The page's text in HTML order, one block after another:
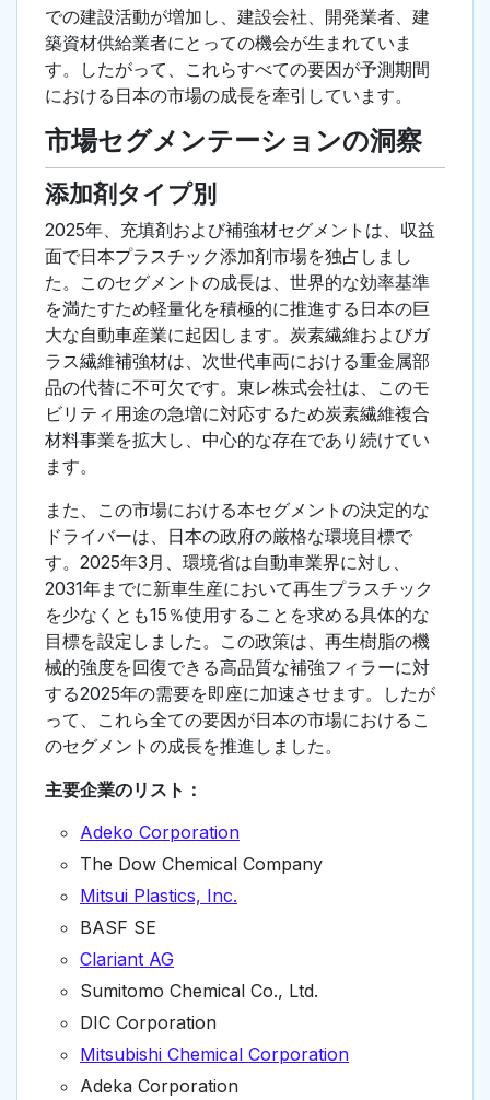
での建設活動が増加し、建設会社、開発業者、建
築資材供給業者にとっての機会が生まれていま
す。したがって、これらすべての要因が予測期間
における日本の市場の成長を牽引しています。
市場セグメンテーションの洞察
添加剤タイプ別
2025年、充填剤および補強材セグメントは、収益
面で日本プラスチック添加剤市場を独占しまし
た。このセグメントの成長は、世界的な効率基準
を満たすため軽量化を積極的に推進する日本の巨
大な自動車産業に起因します。炭素繊維およびガ
ラス繊維補強材は、次世代車両における重金属部
品の代替に不可欠です。東レ株式会社は、このモ
ビリティ用途の急増に対応するため炭素繊維複合
材料事業を拡大し、中心的な存在であり続けてい
ます。
また、この市場における本セグメントの決定的な
ドライバーは、日本の政府の厳格な環境目標で
す。2025年3月、環境省は自動車業界に対し、
2031年までに新車生産において再生プラスチック
を少なくとも15％使用することを求める具体的な
目標を設定しました。この政策は、再生樹脂の機
械的強度を回復できる高品質な補強フィラーに対
する2025年の需要を即座に加速させます。したが
って、これら全ての要因が日本の市場におけるこ
のセグメントの成長を推進しました。
主要企業のリスト：
Adeko Corporation
The Dow Chemical Company
Mitsui Plastics, Inc.
BASF SE
Clariant AG
Sumitomo Chemical Co., Ltd.
DIC Corporation
Mitsubishi Chemical Corporation
Adeka Corporation